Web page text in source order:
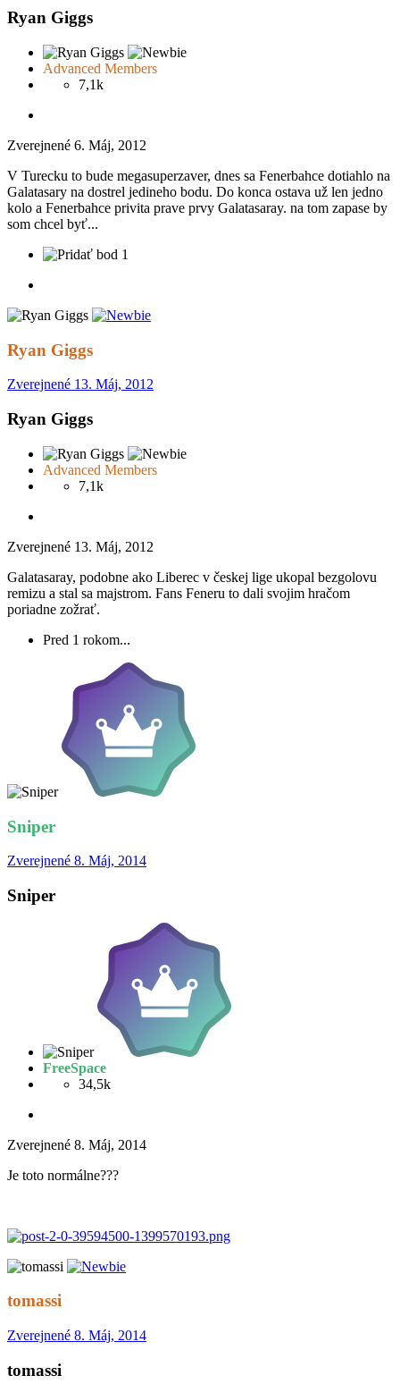
Ryan Giggs
Advanced Members
7,1k
Zverejnené 6. Máj, 2012
V Turecku to bude megasuperzaver, dnes sa Fenerbahce dotiahlo na
Galatasary na dostrel jedineho bodu. Do konca ostava už len jedno
kolo a Fenerbahce privita prave prvy Galatasaray. na tom zapase by
som chcel byť...
1
Ryan Giggs
Zverejnené 13. Máj, 2012
Ryan Giggs
Advanced Members
7,1k
Zverejnené 13. Máj, 2012
Galatasaray, podobne ako Liberec v českej lige ukopal bezgolovu
remizu a stal sa majstrom. Fans Feneru to dali svojim hračom
poriadne zožrať.
Pred 1 rokom...
Sniper
Zverejnené 8. Máj, 2014
Sniper
FreeSpace
34,5k
Zverejnené 8. Máj, 2014
Je toto normálne???
tomassi
Zverejnené 8. Máj, 2014
tomassi